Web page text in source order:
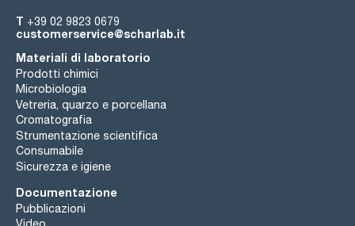
T +39 02 9823 0679
customerservice@scharlab.it
Materiali di laboratorio
Prodotti chimici
Microbiologia
Vetreria, quarzo e porcellana
Cromatografia
Strumentazione scientifica
Consumabile
Sicurezza e igiene
Documentazione
Pubblicazioni